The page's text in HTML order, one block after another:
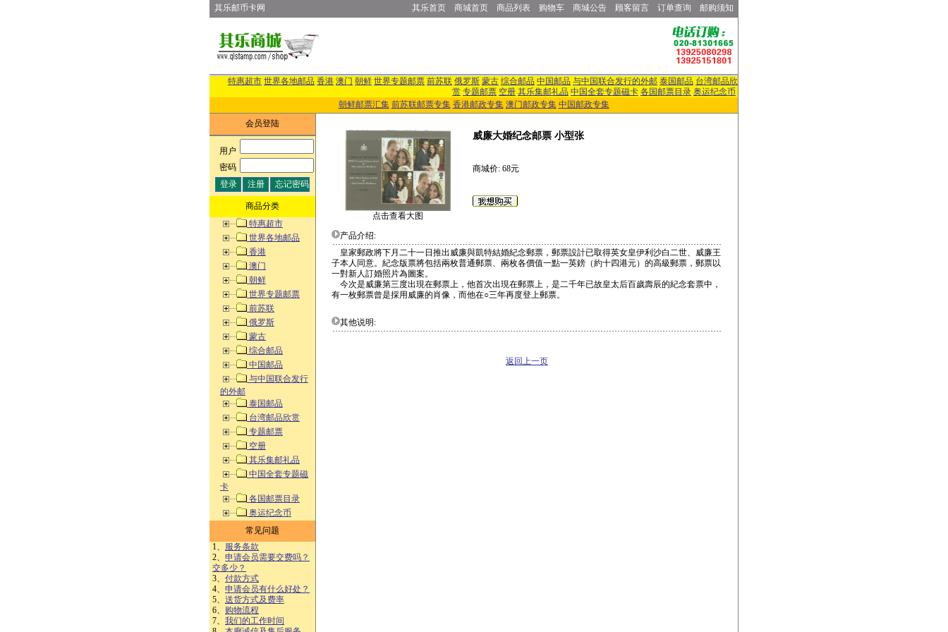
其乐邮币卡网 其乐首页 商城首页 商品列表 购物车 商城公告 顾客留言 订单查询 邮购须知
特惠超市 世界各地邮品 香港 澳门 朝鲜 世界专题邮票 前苏联 俄罗斯 蒙古 综合邮品 中国邮品 与中国联合发行的外邮 泰国邮品 台湾邮品欣
赏 专题邮票 空册 其乐集邮礼品 中国全套专题磁卡 各国邮票目录 奥运纪念币
朝鲜邮票汇集 前苏联邮票专集 香港邮政专集 澳门邮政专集 中国邮政专集
会员登陆
用户:
密码:
商品分类
特惠超市
世界各地邮品
香港
澳门
朝鲜
世界专题邮票
前苏联
俄罗斯
蒙古
综合邮品
中国邮品
与中国联合发行
的外邮
泰国邮品
台湾邮品欣赏
专题邮票
空册
其乐集邮礼品
中国全套专题磁
卡
各国邮票目录
奥运纪念币
常见问题
1、 服务条款
2、 申请会员需要交费吗？
交多少？
3、 付款方式
4、 申请会员有什么好处？
5、 送货方式及费率
6、 购物流程
7、 我们的工作时间
点击查看大图
威廉大婚纪念邮票 小型张
商城价: 68元
产品介绍:
皇家郵政將下月二十一日推出威廉與凱特結婚紀念郵票，郵票設計已取得英女皇伊利沙白二世、威廉王
子本人同意。紀念版票將包括兩枚普通郵票、兩枚各價值一點一英鎊（約十四港元）的高級郵票，郵票以
一對新人訂婚照片為圖案。
今次是威廉第三度出現在郵票上，他首次出現在郵票上，是二千年已故皇太后百歲壽辰的紀念套票中，
有一枚郵票曾是採用威廉的肖像，而他在○三年再度登上郵票。
其他说明:
返回上一页